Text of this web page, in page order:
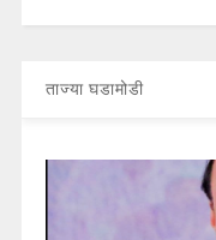
ताज्या घडामोडी